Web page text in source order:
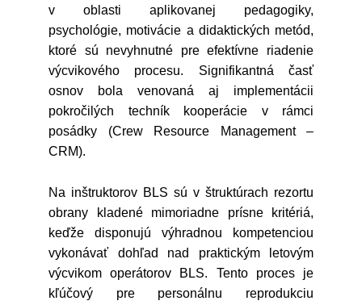
v oblasti aplikovanej pedagogiky,
psychológie, motivácie a didaktických metód,
ktoré sú nevyhnutné pre efektívne riadenie
výcvikového procesu. Signifikantná časť
osnov bola venovaná aj implementácii
pokročilých techník kooperácie v rámci
posádky (Crew Resource Management –
CRM).
Na inštruktorov BLS sú v štruktúrach rezortu
obrany kladené mimoriadne prísne kritériá,
keďže disponujú výhradnou kompetenciou
vykonávať dohľad nad praktickým letovým
výcvikom operátorov BLS. Tento proces je
kľúčový pre personálnu reprodukciu